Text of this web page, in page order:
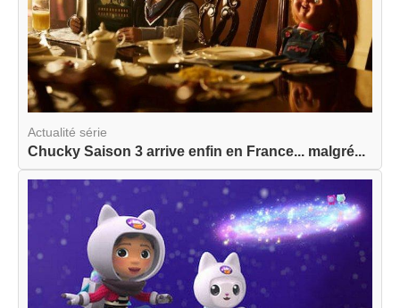
Actualité série
Chucky Saison 3 arrive enfin en France... malgré...